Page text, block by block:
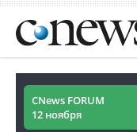
CNews FORUM
12 ноября